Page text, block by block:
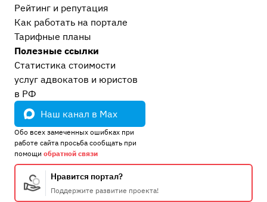
Рейтинг и репутация
Как работать на портале
Тарифные планы
Полезные ссылки
Статистика стоимости
услуг адвокатов и юристов
в РФ
Наш канал в Max
Обо всех замеченных ошибках при
работе сайта просьба сообщать при
помощи обратной связи
Нравится портал?
Поддержите развитие проекта!